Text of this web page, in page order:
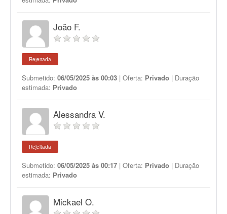
João F.
Rejeitada
Submetido: 06/05/2025 às 00:03 | Oferta: Privado | Duração
estimada: Privado
Alessandra V.
Rejeitada
Submetido: 06/05/2025 às 00:17 | Oferta: Privado | Duração
estimada: Privado
Mickael O.